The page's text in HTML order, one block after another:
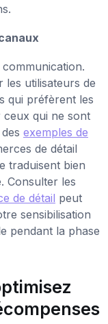
les utilisateurs de
qui préfèrent les
qui ne sont
exemples de
de détail
traduisent bien
Consulter les
de détail peut
sensibilisation
pendant la phase